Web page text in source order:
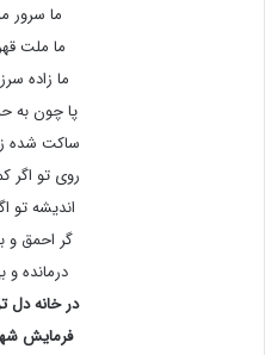
ما سرور
ما ملت
ما زاده
پا چون به
ساکت شده
روی تو اگر
اندیشه تو
گر احمق و
درمانده و
در خانه دل
فرمایش